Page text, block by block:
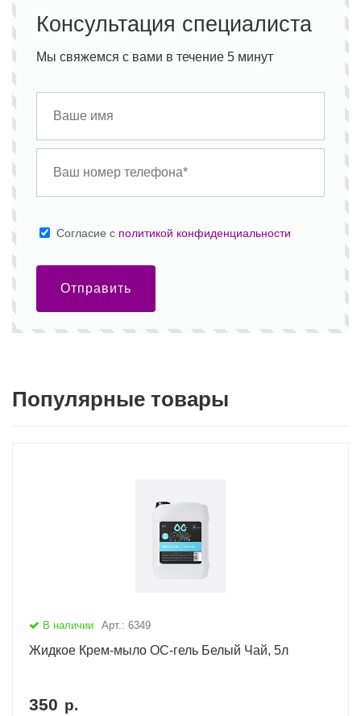
Консультация специалиста
Мы свяжемся с вами в течение 5 минут
Cогласие с политикой конфиденциальности
Отправить
Популярные товары
В наличии Арт.: 6349
Жидкое Крем-мыло ОС-гель Белый Чай, 5л
350 р.